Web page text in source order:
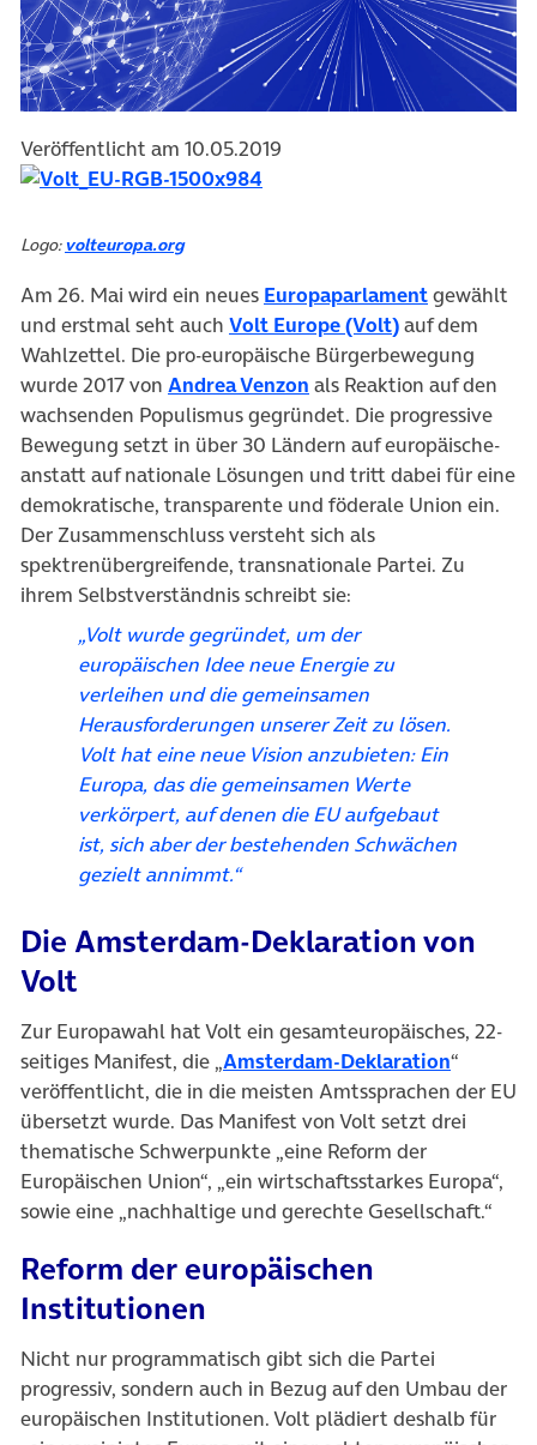
Veröffentlicht am 10.05.2019
Logo:volteuropa.org
Am 26. Mai wird ein neues Europaparlament(öffnet in
gewählt
und erstmal seht auch Volt Europe (Volt)(öffnet in
auf dem
Wahlzettel. Die pro-europäische Bürgerbewegung
wurde 2017 von Andrea Venzon (öffnet in neuem Tab)
als Reaktion auf den
wachsenden Populismus gegründet. Die progressive
Bewegung setzt in über 30 Ländern auf europäische-
anstatt auf nationale Lösungen und tritt dabei für eine
demokratische, transparente und föderale Union ein.
Der Zusammenschluss versteht sich als
spektrenübergreifende, transnationale Partei. Zu
ihrem Selbstverständnis schreibt sie:
„Volt wurde gegründet, um der
europäischen Idee neue Energie zu
verleihen und die gemeinsamen
Herausforderungen unserer Zeit zu lösen.
Volt hat eine neue Vision anzubieten: Ein
Europa, das die gemeinsamen Werte
verkörpert, auf denen die EU aufgebaut
ist, sich aber der bestehenden Schwächen
gezielt annimmt.“
Die Amsterdam-Deklaration von
Volt
Zur Europawahl hat Volt ein gesamteuropäisches, 22-
seitiges Manifest, die „Amsterdam-Deklaration(öffnet
“
veröffentlicht, die in die meisten Amtssprachen der EU
übersetzt wurde. Das Manifest von Volt setzt drei
thematische Schwerpunkte „eine Reform der
Europäischen Union“, „ein wirtschaftsstarkes Europa“,
sowie eine „nachhaltige und gerechte Gesellschaft.“
Reform der europäischen
Institutionen
Nicht nur programmatisch gibt sich die Partei
progressiv, sondern auch in Bezug auf den Umbau der
europäischen Institutionen. Volt plädiert deshalb für